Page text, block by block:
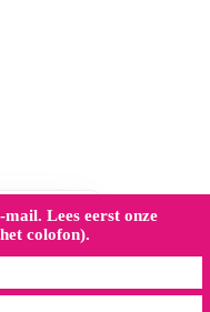
Lees eerst onze
colofon).
kleinigheid!